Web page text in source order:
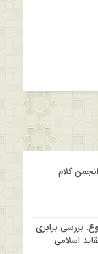
کلام
بررسی برابری
اسلامی